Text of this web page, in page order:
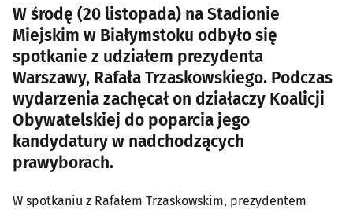
W środę (20 listopada) na Stadionie
Miejskim w Białymstoku odbyło się
spotkanie z udziałem prezydenta
Warszawy, Rafała Trzaskowskiego. Podczas
wydarzenia zachęcał on działaczy Koalicji
Obywatelskiej do poparcia jego
kandydatury w nadchodzących
prawyborach.
W spotkaniu z Rafałem Trzaskowskim, prezydentem